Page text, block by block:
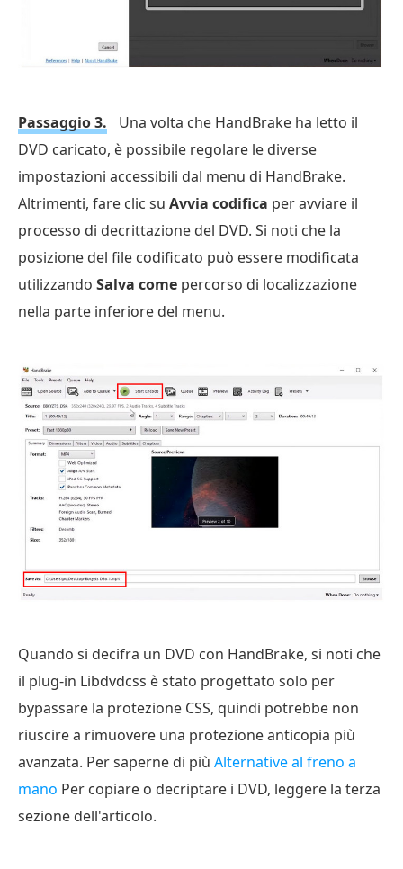
Passaggio 3.
Una volta che HandBrake ha letto il
DVD caricato, è possibile regolare le diverse
impostazioni accessibili dal menu di HandBrake.
Altrimenti, fare clic su Avvia codifica per avviare il
processo di decrittazione del DVD. Si noti che la
posizione del file codificato può essere modificata
utilizzando Salva come percorso di localizzazione
nella parte inferiore del menu.
Quando si decifra un DVD con HandBrake, si noti che
il plug-in Libdvdcss è stato progettato solo per
bypassare la protezione CSS, quindi potrebbe non
riuscire a rimuovere una protezione anticopia più
avanzata. Per saperne di più Alternative al freno a
mano Per copiare o decriptare i DVD, leggere la terza
sezione dell'articolo.